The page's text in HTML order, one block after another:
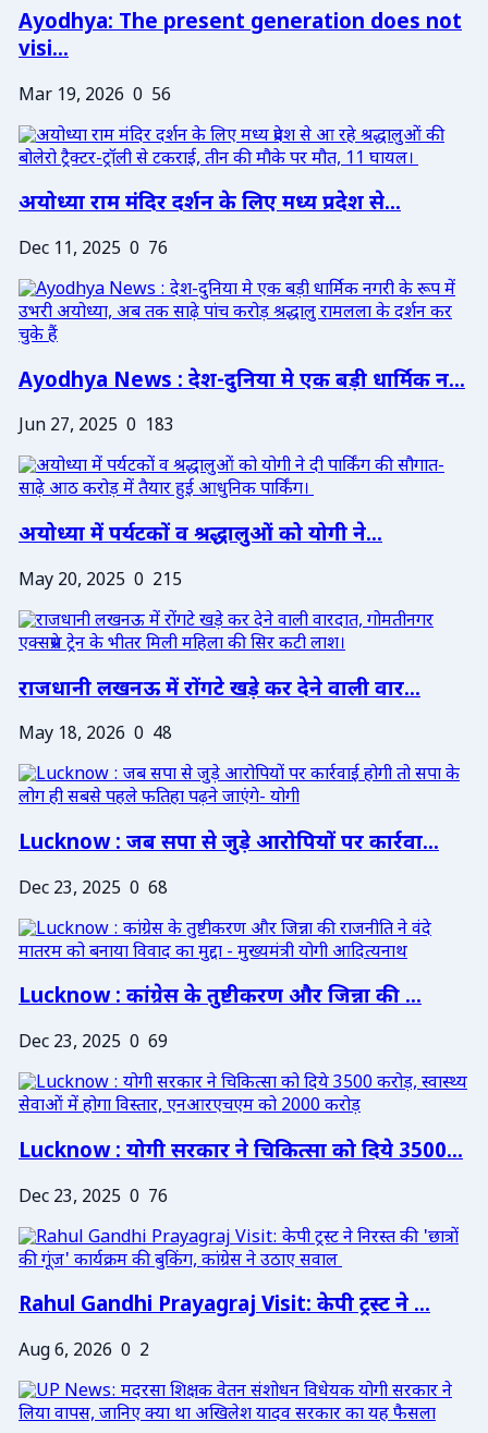
Ayodhya: The present generation does not
visi...
Mar 19, 2026 0 56
अयोध्या राम मंदिर दर्शन के लिए मध्य प्रदेश से...
Dec 11, 2025 0 76
Ayodhya News : देश-दुनिया मे एक बड़ी धार्मिक न...
Jun 27, 2025 0 183
अयोध्या में पर्यटकों व श्रद्धालुओं को योगी ने...
May 20, 2025 0 215
राजधानी लखनऊ में रोंगटे खड़े कर देने वाली वार...
May 18, 2026 0 48
Lucknow : जब सपा से जुड़े आरोपियों पर कार्रवा...
Dec 23, 2025 0 68
Lucknow : कांग्रेस के तुष्टीकरण और जिन्ना की ...
Dec 23, 2025 0 69
Lucknow : योगी सरकार ने चिकित्सा को दिये 3500...
Dec 23, 2025 0 76
Rahul Gandhi Prayagraj Visit: केपी ट्रस्ट ने ...
Aug 6, 2026 0 2